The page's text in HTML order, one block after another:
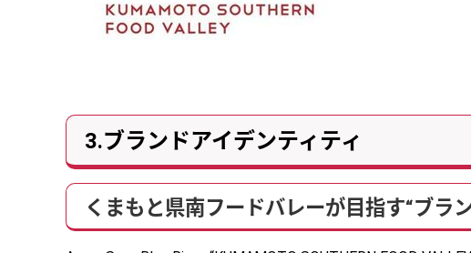
3.ブランドアイデンティティ
くまもと県南フードバレーが目指す“ブラ